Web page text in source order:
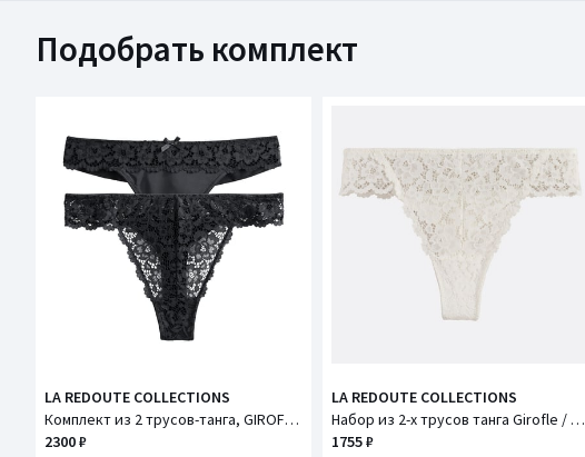
Подобрать комплект
LA REDOUTE COLLECTIONS
Комплект из 2 трусов-танга, GIROFLE / ДЖИРОФЛ
2300 ₽
LA REDOUTE COLLECTIONS
Набор из 2-х трусов танга Girofle / Джирофл
1755 ₽